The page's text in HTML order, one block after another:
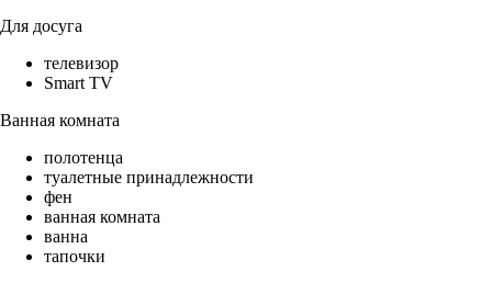
Для досуга
телевизор
Smart TV
Ванная комната
полотенца
туалетные принадлежности
фен
ванная комната
ванна
тапочки